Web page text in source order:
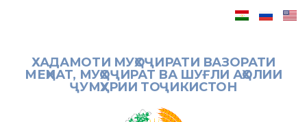
ХАДАМОТИ МУҲОҶИРАТИ ВАЗОРАТИ
МЕҲНАТ, МУҲОҶИРАТ ВА ШУҒЛИ АҲОЛИИ
ҶУМҲУРИИ ТОҶИКИСТОН